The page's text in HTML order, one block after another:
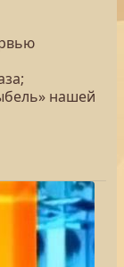
нашей